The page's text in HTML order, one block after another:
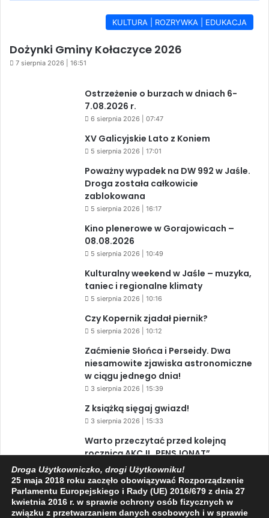
KULTURA | ROZRYWKA | EDUKACJA
Dożynki Gminy Kołaczyce 2026
7 sierpnia 2026 | 16:51
Ostrzeżenie o burzach w dniach 6-
7.08.2026 r.
6 sierpnia 2026 | 07:47
XV Galicyjskie Lato z Koniem
5 sierpnia 2026 | 17:01
Poważny wypadek na DW 992 w Jaśle.
Droga została całkowicie
zablokowana
5 sierpnia 2026 | 16:17
Kino plenerowe w Gorajowicach –
08.08.2026
5 sierpnia 2026 | 10:49
Kulturalny weekend w Jaśle – muzyka,
taniec i regionalne klimaty
5 sierpnia 2026 | 10:16
Czy Kopernik zjadał piernik?
5 sierpnia 2026 | 10:12
Zaćmienie Słońca i Perseidy. Dwa
niesamowite zjawiska astronomiczne
w ciągu jednego dnia!
3 sierpnia 2026 | 15:39
Z książką sięgaj gwiazd!
3 sierpnia 2026 | 15:33
Warto przeczytać przed kolejną
rocznicą AKCJI „PENSJONAT”
1 sierpnia 2026 | 20:34
Droga Użytkowniczko, drogi Użytkowniku!
25 maja 2018 roku zaczęło obowiązywać Rozporządzenie
Parlamentu Europejskiego i Rady (UE) 2016/679 z dnia 27
kwietnia 2016 r. w sprawie ochrony osób fizycznych w
związku z przetwarzaniem danych osobowych i w sprawie